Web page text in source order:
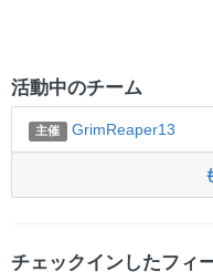
活動中のチーム
主催 GrimReaper13
チェックインしたフィ